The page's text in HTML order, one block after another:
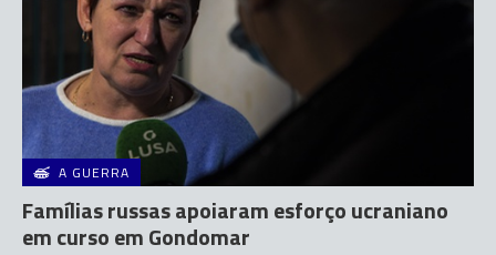
A GUERRA
Famílias russas apoiaram esforço ucraniano
em curso em Gondomar